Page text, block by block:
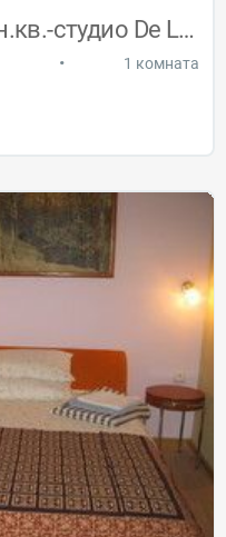
посуточно своя 1 комн.кв.-студио De Luxe
• 1 комната